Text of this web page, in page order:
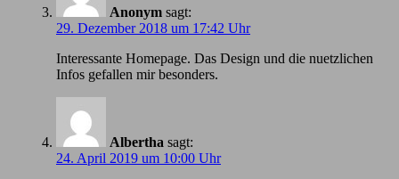
Anonym sagt:
29. Dezember 2018 um 17:42 Uhr
Іnteressante Homepage. Das Design und die nuetzlichen
Infos gefallen mir besonders.
Albertha sagt:
24. April 2019 um 10:00 Uhr